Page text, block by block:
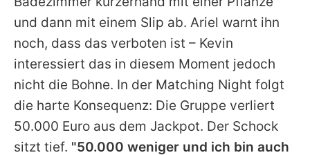
und dann mit einem Slip ab. Ariel warnt ihn
noch, dass das verboten ist – Kevin
interessiert das in diesem Moment jedoch
nicht die Bohne. In der Matching Night folgt
die harte Konsequenz: Die Gruppe verliert
50.000 Euro aus dem Jackpot. Der Schock
sitzt tief. "50.000 weniger und ich bin auch